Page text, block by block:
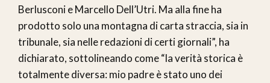
Berlusconi e Marcello Dell’Utri. Ma alla fine ha
prodotto solo una montagna di carta straccia, sia in
tribunale, sia nelle redazioni di certi giornali”, ha
dichiarato, sottolineando come “la verità storica è
totalmente diversa: mio padre è stato uno dei